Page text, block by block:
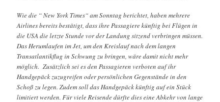
Wie die “ New York Times“ am Sonntag berichtet, haben mehrere
Airlines bereits bestätigt, dass ihre Passagiere künftig bei Flügen in
die USA die letzte Stunde vor der Landung sitzend verbringen müssen.
Das Herumlaufen im Jet, um den Kreislauf nach dem langen
Transatlantikflug in Schwung zu bringen, wäre damit nicht mehr
möglich. Zusätzlich sei es den Passagieren verboten auf ihr
Handgepäck zuzugreifen oder persönlichen Gegenstände in den
Schoß zu legen. Zudem soll das Handgepäck künftig auf ein Stück
limitiert werden. Für viele Reisende dürfte dies eine Abkehr von lange